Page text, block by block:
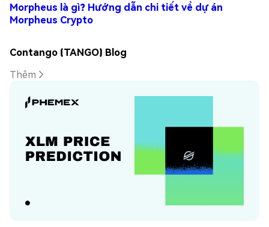
Morpheus là gì? Hướng dẫn chi tiết về dự án
Morpheus Crypto
Contango (TANGO) Blog
Thêm